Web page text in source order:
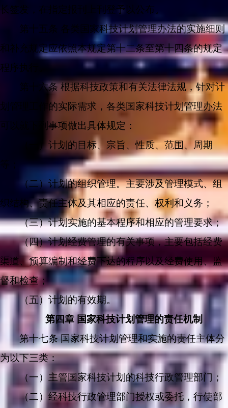
长签发，在指定报刊上刊登予以公布。
第十五条 各类国家科技计划管理办法的实施细则
和补充规定应依照本规定第十二条至第十四条的规定
程序执行。
第十六条 根据科技政策和有关法律法规，针对计
划管理工作的实际需求，各类国家科技计划管理办法
可以就下列事项做出具体规定：
（一）计划的目标、宗旨、性质、范围、周期
等；
（二）计划的组织管理。主要涉及管理模式、组
织结构、责任主体及其相应的责任、权利和义务；
（三）计划实施的基本程序和相应的管理要求；
（四）计划经费管理的有关事项，主要包括经费
渠道、预算编制和经费下达的程序以及经费使用、监
督和检查；
（五）计划的有效期。
第四章 国家科技计划管理的责任机制
第十七条 国家科技计划管理和实施的责任主体分
为以下三类：
（一）主管国家科技计划的科技行政管理部门；
（二）经科技行政管理部门授权或委托，行使部